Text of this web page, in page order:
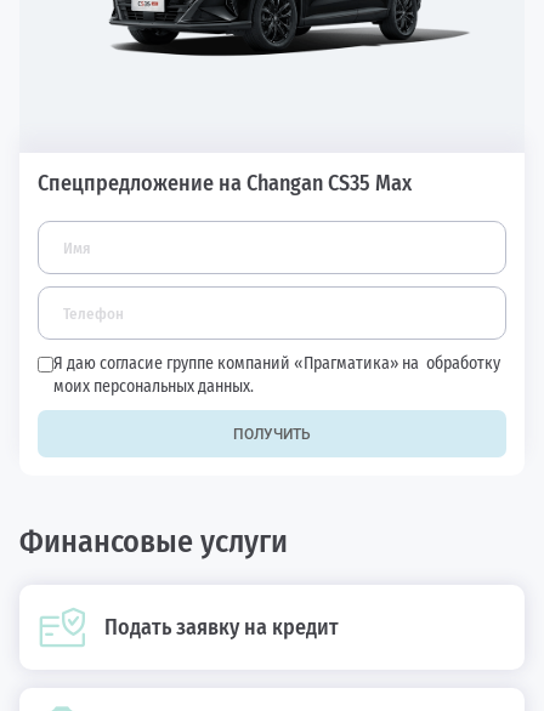
Спецпредложение на Changan CS35 Max
Я даю согласие группе компаний «Прагматика» на обработку
моих персональных данных.
ПОЛУЧИТЬ
Финансовые услуги
Подать заявку на кредит